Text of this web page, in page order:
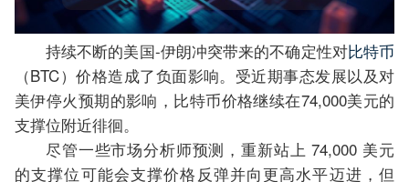
持续不断的美国-伊朗冲突带来的不确定性对比特币
（BTC）价格造成了负面影响。受近期事态发展以及对
美伊停火预期的影响，比特币价格继续在74,000美元的
支撑位附近徘徊。
尽管一些市场分析师预测，重新站上 74,000 美元
的支撑位可能会支撑价格反弹并向更高水平迈进，但